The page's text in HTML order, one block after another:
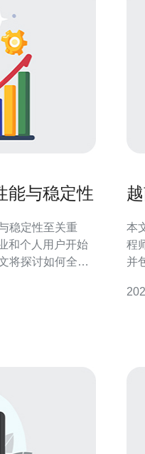
能与稳定性
稳定性至关重
和个人用户开始
将探讨如何全面
本
程
并
照